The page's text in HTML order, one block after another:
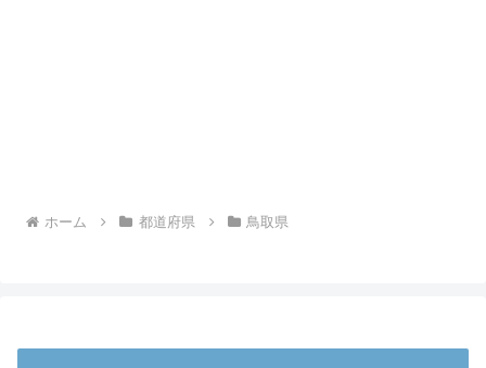
ホーム 都道府県 鳥取県